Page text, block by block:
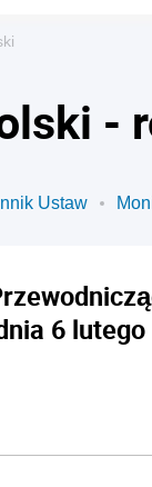
-
Ustaw
6